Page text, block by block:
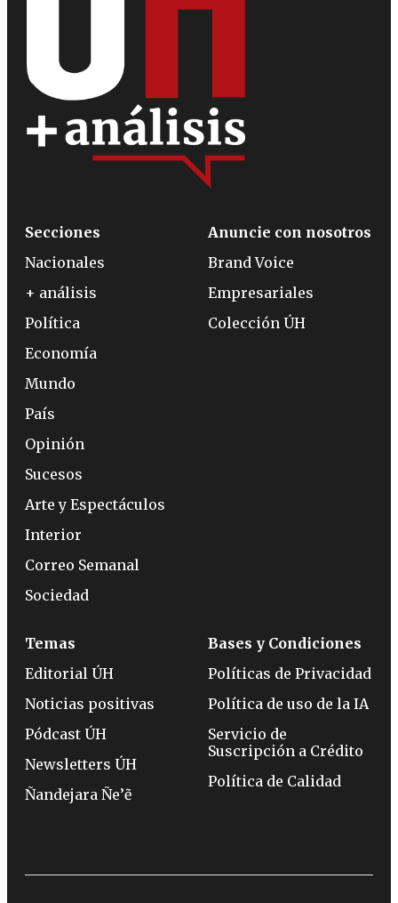
Secciones
Nacionales
+ análisis
Política
Economía
Mundo
País
Opinión
Sucesos
Arte y Espectáculos
Interior
Correo Semanal
Sociedad
Anuncie con nosotros
Brand Voice
Empresariales
Colección ÚH
Temas
Editorial ÚH
Noticias positivas
Pódcast ÚH
Newsletters ÚH
Ñandejara Ñe’ẽ
Bases y Condiciones
Políticas de Privacidad
Política de uso de la IA
Servicio de
Suscripción a Crédito
Política de Calidad